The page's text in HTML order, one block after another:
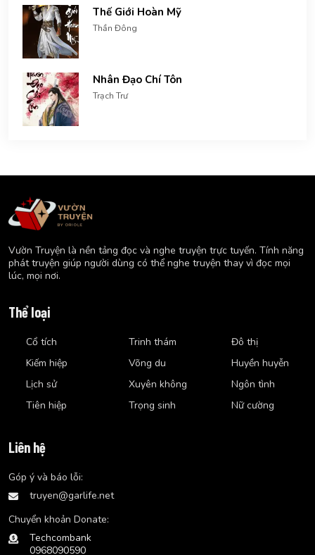
Thế Giới Hoàn Mỹ
Thần Đông
Nhân Đạo Chí Tôn
Trạch Trư
Vườn Truyện là nền tảng đọc và nghe truyện trực tuyến. Tính năng
phát truyện giúp người dùng có thể nghe truyện thay vì đọc mọi
lúc, mọi nơi.
Thể loại
Cổ tích
Kiếm hiệp
Lịch sử
Tiên hiệp
Trinh thám
Võng du
Xuyên không
Trọng sinh
Đô thị
Huyền huyễn
Ngôn tình
Nữ cường
Liên hệ
Góp ý và báo lỗi:
truyen@garlife.net
Chuyển khoản Donate:
Techcombank
0968090590